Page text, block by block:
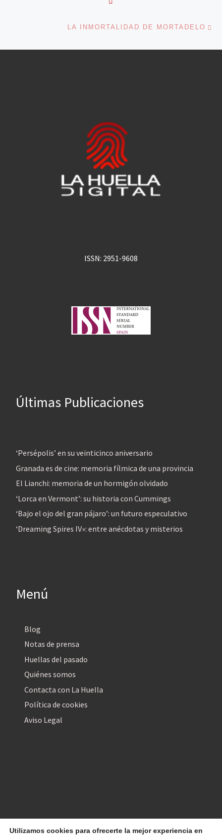
LA INMORTALIDAD DE MORTADELO
ISSN: 2951-9608
Últimas Publicaciones
‘Persépolis’ en su veinticinco aniversario
Granada es de cine: memoria fílmica de una provincia
El Lianchi: memoria de un hormigón olvidado
‘Lorca en Vermont’: su historia con Cummings
‘Bajo el ojo del gran pájaro’: un futuro especulativo
‘Dreaming Spires IV»: entre anécdotas y misterios
Menú
Blog
Notas de prensa
Huellas del pasado
Quiénes somos
Contacta con La Huella
Política de cookies
Aviso Legal
Utilizamos cookies para ofrecerte la mejor experiencia en